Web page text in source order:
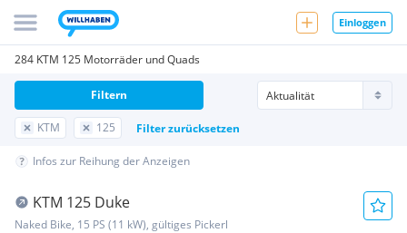
Einloggen
284 KTM 125 Motorräder und Quads
KTM 125 Filter zurücksetzen
Filtern
Infos zur Reihung der Anzeigen
KTM 125 Duke
Naked Bike, 15 PS (11 kW), gültiges Pickerl